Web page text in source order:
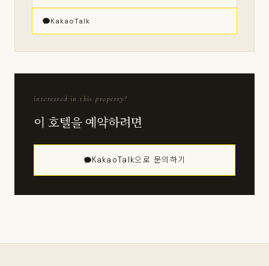
KakaoTalk
interested in this property?
이 호텔을 예약하려면
KakaoTalk으로 문의하기